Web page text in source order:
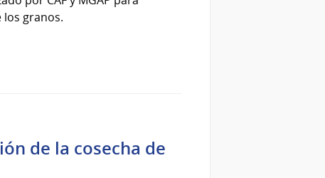
granos.
de la cosecha de